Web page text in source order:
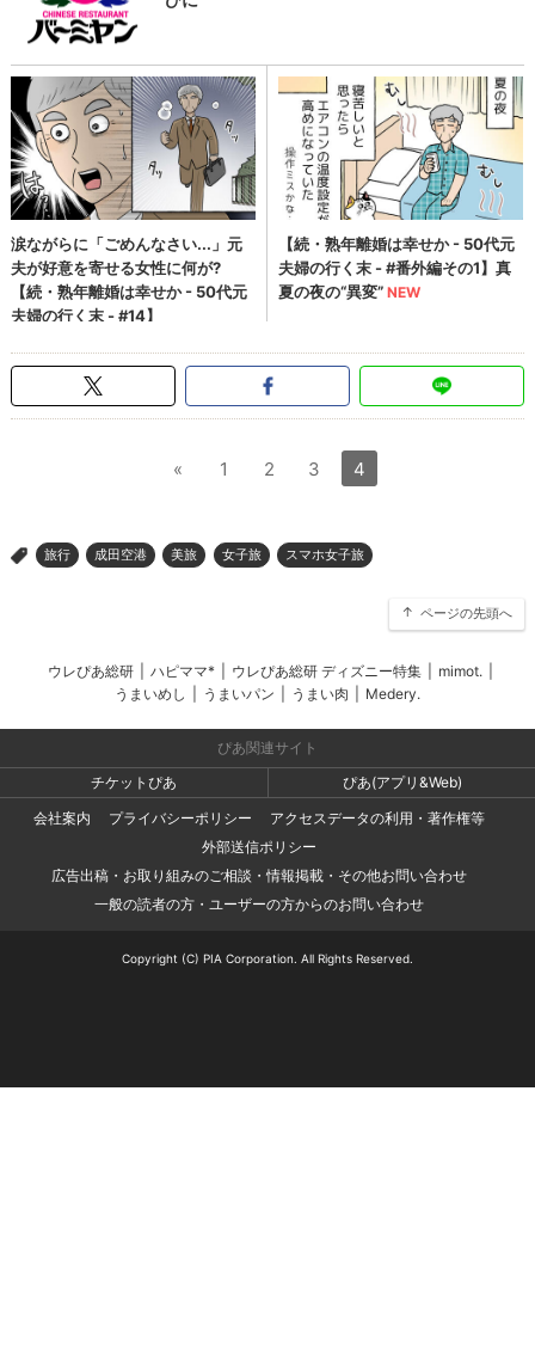
« 1 2 3 4
> 旅行 成田空港 美旅 女子旅 スマホ女子旅
ページの先頭へ
ウレぴあ総研 ハピママ* ウレぴあ総研 ディズニー特集 mimot.
うまいめし
うまいパン うまい肉 Medery.
ぴあ関連サイト
チケットぴあ
ぴあ(アプリ&Web)
会社案内
プライバシーポリシー
アクセスデータの利用・著作権等
外部送信ポリシー
広告出稿・お取り組みのご相談・情報掲載・その他お問い合わせ
一般の読者の方・ユーザーの方からのお問い合わせ
Copyright (C) PIA Corporation. All Rights Reserved.